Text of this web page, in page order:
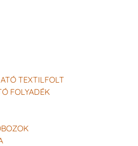
TEXTILFOLT
FOLYADÉK